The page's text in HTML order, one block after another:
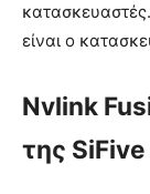
είναι ο
Nvlink
της SiFive